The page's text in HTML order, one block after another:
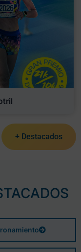
+ Destacados